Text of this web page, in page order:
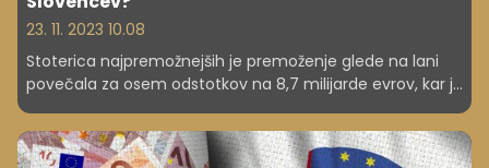
23. 11. 2023 10.08
Stoterica najpremožnejših je premoženje glede na lani
povečala za osem odstotkov na 8,7 milijarde evrov, kar je
največ doslej.